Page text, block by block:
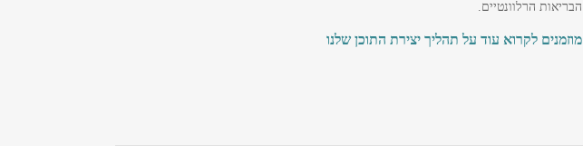
הבריאות הרלוונטיים.
מוזמנים לקרוא עוד על תהליך יצירת התוכן שלנו